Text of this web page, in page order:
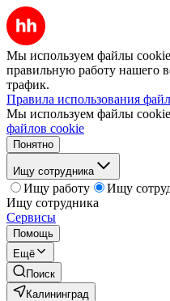
Мы используем файлы
правильную работу нашего
трафик.
Правила использования
Мы используем файлы
файлов cookie
Понятно
Ищу сотрудника
Ищу работу
Ищу
Ищу сотрудника
Сервисы
Помощь
Ещё
Поиск
Калининград